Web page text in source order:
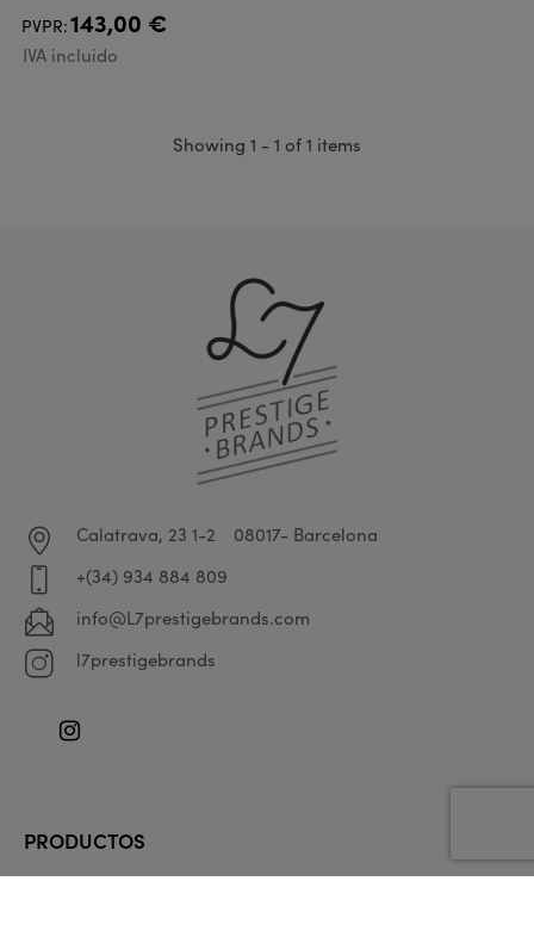
PVPR:143,00 €
IVA incluido
Showing 1 - 1 of 1 items
Calatrava, 23 1-2
08017- Barcelona
+(34) 934 884 809
info@L7prestigebrands.com
l7prestigebrands
Instagram
PRODUCTOS